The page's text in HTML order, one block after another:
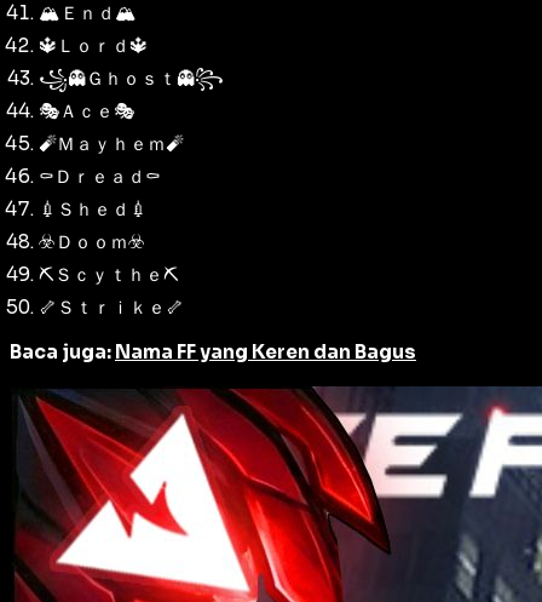
🏔️Ｅｎｄ🏔️
🔱Ｌｏｒｄ🔱
꧁👻Ｇｈｏｓｔ👻꧂
🎭Ａｃｅ🎭
🧨Ｍａｙｈｅｍ🧨
⚰️Ｄｒｅａｄ⚰️
💉Ｓｈｅｄ💉
☣️Ｄｏｏｍ☣️
⛏️Ｓｃｙｔｈｅ⛏️
🦴Ｓｔｒｉｋｅ🦴
Baca juga: Nama FF yang Keren dan Bagus